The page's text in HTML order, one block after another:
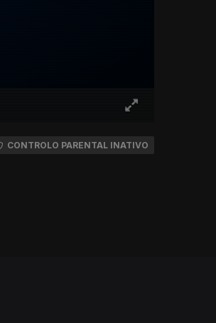
CONTROLO PARENTAL INATIVO